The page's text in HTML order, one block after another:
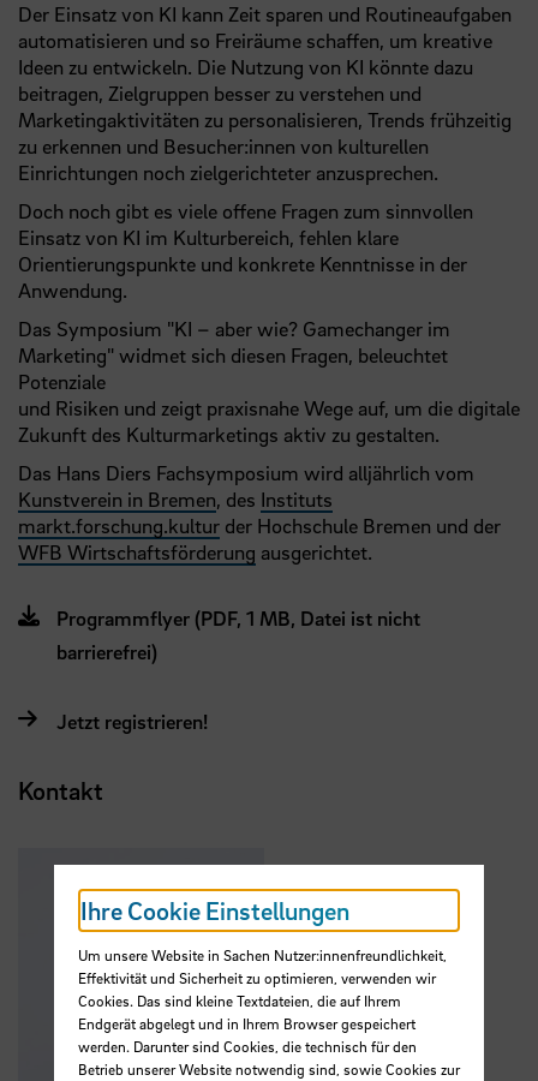
Der Einsatz von KI kann Zeit sparen und Routineaufgaben
automatisieren und so Freiräume schaffen, um kreative
Ideen zu entwickeln. Die Nutzung von KI könnte dazu
beitragen, Zielgruppen besser zu verstehen und
Marketingaktivitäten zu personalisieren, Trends frühzeitig
zu erkennen und Besucher:innen von kulturellen
Einrichtungen noch zielgerichteter anzusprechen.
Doch noch gibt es viele offene Fragen zum sinnvollen
Einsatz von KI im Kulturbereich, fehlen klare
Orientierungspunkte und konkrete Kenntnisse in der
Anwendung.
Das Symposium "KI – aber wie? Gamechanger im
Marketing" widmet sich diesen Fragen, beleuchtet
Potenziale
und Risiken und zeigt praxisnahe Wege auf, um die digitale
Zukunft des Kulturmarketings aktiv zu gestalten.
Das Hans Diers Fachsymposium wird alljährlich vom
Kunstverein in Bremen, des Instituts
markt.forschung.kultur der Hochschule Bremen und der
WFB Wirtschaftsförderung ausgerichtet.
Programmflyer (PDF, 1 MB, Datei ist nicht
barrierefrei)
Jetzt registrieren!
Kontakt
Ihre Cookie Einstellungen
Um unsere Website in Sachen Nutzer:innenfreundlichkeit,
Effektivität und Sicherheit zu optimieren, verwenden wir
Cookies. Das sind kleine Textdateien, die auf Ihrem
Endgerät abgelegt und in Ihrem Browser gespeichert
werden. Darunter sind Cookies, die technisch für den
Betrieb unserer Website notwendig sind, sowie Cookies zur